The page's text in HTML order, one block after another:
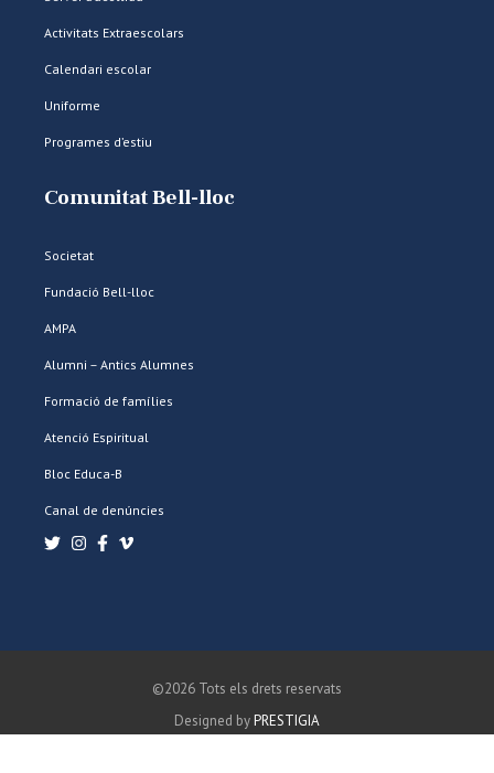
Activitats Extraescolars
Calendari escolar
Uniforme
Programes d’estiu
Comunitat Bell-lloc
Societat
Fundació Bell-lloc
AMPA
Alumni – Antics Alumnes
Formació de famílies
Atenció Espiritual
Bloc Educa-B
Canal de denúncies
©2026 Tots els drets reservats
Designed byPRESTIGIA